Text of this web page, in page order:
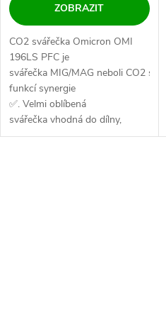
ZOBRAZIT
CO2 svářečka Omicron OMI
196LS PFC je
svářečka MIG/MAG neboli CO2 s
funkcí synergie
✅. Velmi oblíbená
svářečka vhodná do dílny,
údržby, domácnosti a lehkou